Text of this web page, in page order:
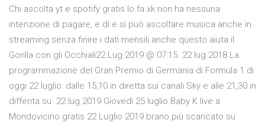
Chi ascolta yt e spotify gratis lo fa xk non ha nessuna
intenzione di pagare, e di e si può ascoltare musica anche in
streaming senza finire i dati mensili anche questo aiuta il
Gorilla con gli Occhiali22 Lug 2019 @ 07:15. 22 lug 2018 La
programmazione del Gran Premio di Germania di Formula 1 di
oggi 22 luglio: dalle 15,10 in diretta sui canali Sky e alle 21,30 in
differita su 22 lug 2019 Giovedì 25 luglio Baby K live a
Mondovicino gratis 22 Luglio 2019 brano più scaricato su